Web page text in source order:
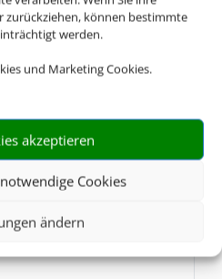
können bestimmte
werden.
und Marketing Cookies.
akzeptieren
Cookies
ändern